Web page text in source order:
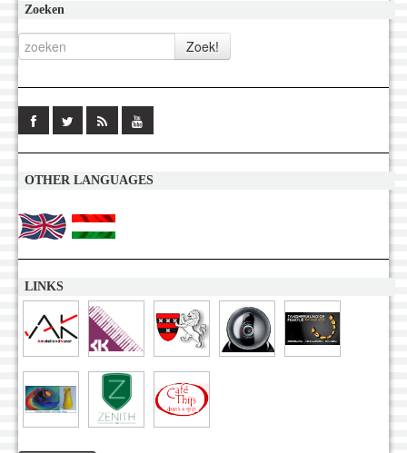
Zoeken
OTHER LANGUAGES
LINKS